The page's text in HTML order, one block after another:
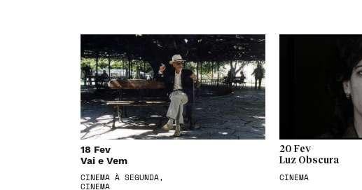
18 Fev
Vai e Vem
CINEMA À SEGUNDA,
CINEMA
20 Fev
Luz Obscura
CINEMA